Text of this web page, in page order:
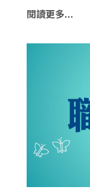
閱讀更多...